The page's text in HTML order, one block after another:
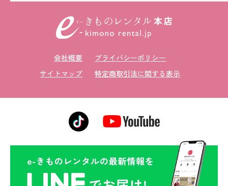
会社概要
プライバシーポリシー
サイトマップ
特定商取引法に関する表示